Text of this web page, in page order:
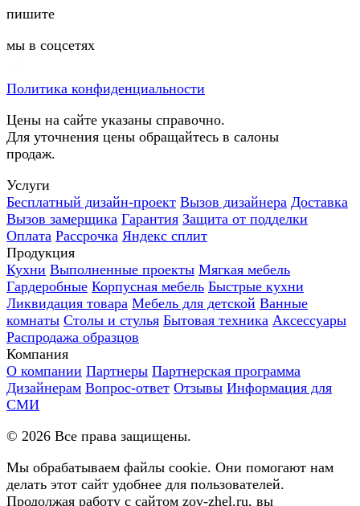
пишите
мы в соцсетях
Политика конфиденциальности
Цены на сайте указаны справочно.
Для уточнения цены обращайтесь в салоны
продаж.
Услуги
Бесплатный дизайн-проект Вызов дизайнера Доставка
Вызов замерщика Гарантия Защита от подделки
Оплата Рассрочка Яндекс сплит
Продукция
Кухни Выполненные проекты Мягкая мебель
Гардеробные Корпусная мебель Быстрые кухни
Ликвидация товара Мебель для детской Ванные
комнаты Столы и стулья Бытовая техника Аксессуары
Распродажа образцов
Компания
О компании Партнеры Партнерская программа
Дизайнерам Вопрос-ответ Отзывы Информация для
СМИ
© 2026 Все права защищены.
Мы обрабатываем файлы cookie. Они помогают нам
делать этот сайт удобнее для пользователей.
Продолжая работу с сайтом zov-zhel.ru, вы